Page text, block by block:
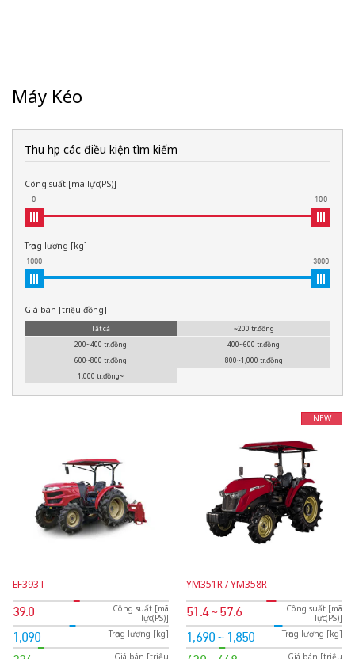
Máy Kéo
Thu hẹp các điều kiện tìm kiếm
Công suất [mã lực(PS)]
0 100
Trọng lượng [kg]
1000 3000
Giá bán [triệu đồng]
Tất cả
~200 tr.đồng
200~400 tr.đồng
400~600 tr.đồng
600~800 tr.đồng
800~1,000 tr.đồng
1,000 tr.đồng~
EF393T
39.0
Công suất [mã
lực(PS)]
1,090 Trọng lượng [kg]
Giá bán [triệu
YM351R / YM358R
NEW
51.4 ~ 57.6
Công suất [mã
lực(PS)]
1,690 ~ 1,850 Trọng lượng [kg]
Giá bán [triệu